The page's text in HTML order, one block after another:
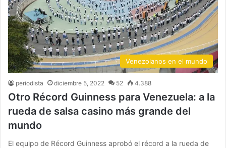
Venezolanos en el mundo
periodista diciembre 5, 2022 52 4.388
Otro Récord Guinness para Venezuela: a la
rueda de salsa casino más grande del
mundo
El equipo de Récord Guinness aprobó el récord a la rueda de